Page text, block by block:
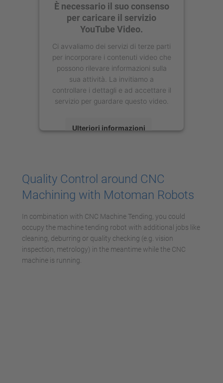
È necessario il suo consenso
per caricare il servizio
YouTube Video.
Ci avvaliamo dei servizi di terze parti
per incorporare i contenuti video che
possono rilevare informazioni sulla
sua attività. La invitiamo a
controllare i dettagli e ad accettare il
servizio per guardare questo video.
Ulteriori informazioni
Management Platform
Quality Control around CNC
Machining with Motoman Robots
In combination with CNC Machine Tending, you could
occupy the machine tending robot with additional jobs like
cleaning, deburring or quality checking (e.g. vision
inspection, metrology) in the meantime while the CNC
machine is running.